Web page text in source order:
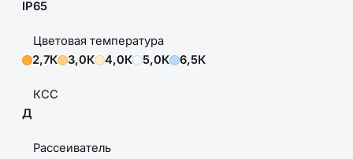
IP65
Цветовая температура
2,7К
3,0К 4,0К 5,0К 6,5К
КСС
Д
Рассеиватель